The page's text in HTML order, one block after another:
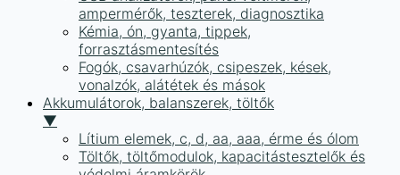
ampermérők, teszterek, diagnosztika
Kémia, ón, gyanta, tippek,
forrasztásmentesítés
Fogók, csavarhúzók, csipeszek, kések,
vonalzók, alátétek és mások
Akkumulátorok, balanszerek, töltők
▼
Lítium elemek, c, d, aa, aaa, érme és ólom
Töltők, töltőmodulok, kapacitástesztelők és